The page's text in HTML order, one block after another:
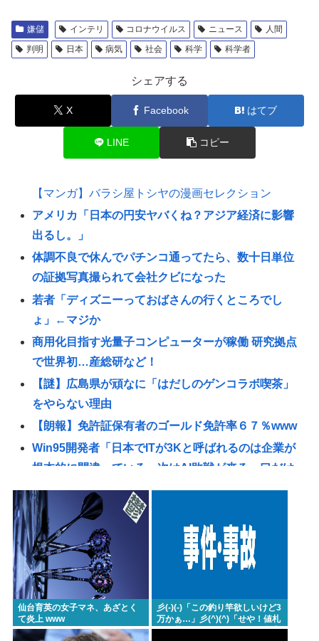
嫌儲 インテリ コロナウイルス ニュース
人間
判明
日本 病気 社会 科学 科学者
シェアする
X Facebook はてブ
LINE コピー
【マンガ】バラシ屋トシヤの漫画セレクション
アメリカ「日本の円安ヤバくね？アジア経済に影響
出るし。」
体調不良で休んでパチンコ通ってたら、数十日単位
の証拠写真撮られて会社クビになった
若者「ディズニーっておばさんの行くところでし
ょ」←マジか
商用化目指す光量子コンピューターが稼働 研究拠点
で世界初…産総研など！
【謎】広島県が頑なに「はだしのゲンコラボ喫茶」
をやらない理由
【朗報】免許証保有者のゴールド免許率６７％www
Win95開発者「日本でITが3Kと呼ばれるのは企業が
根本的に間違っている。次はAI敗戦が来る。口だけ
でこの国は何も学ばない」
【福岡】「ネパールは天国だった」海外出張から帰
国の蔵内勇夫議長が発言 福岡県議会に姿見せる “金
銭授受”疑惑は第三者委員会設置へ
【悲報】アイドルが歌下手な理由
【悲報】渡邊渚さん「無理解や差別は永遠に変わら
ない」「誰かが言わなければ」PTSD公表への決
意・・・・・・・・・
仙台育英の女子マネ、あざとく
て炎上 www
彡(-)(-)「この釣り竿欲しいけど3
万かぁ…」彡(^)(^)「せや！値札
張り替えればええやん！」 逮捕